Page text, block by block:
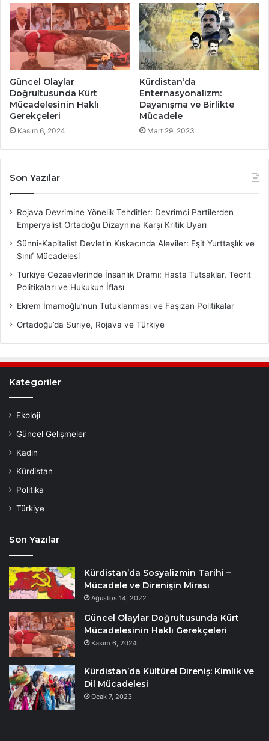
Güncel Olaylar
Doğrultusunda Kürt
Mücadelesinin Haklı
Gerekçeleri
Kasım 6, 2024
Kürdistan’da
Enternasyonalizm:
Dayanışma ve Birlikte
Mücadele
Mart 29, 2023
Son Yazılar
Rojava Devrimine Yönelik Tehditler: Devrimci Partilerden
Emperyalist Ortadoğu Dizaynına Karşı Kritik Uyarı
Sünni-Kapitalist Devletin Kıskacında Aleviler: Eşit Yurttaşlık ve
Sınıf Mücadelesi
Türkiye Cezaevlerinde İnsanlık Dramı: Hasta Tutsaklar, Tecrit
Politikaları ve Hukukun İflası
Ekrem İmamoğlu’nun Tutuklanması ve Faşizan Politikalar
Ortadoğu’da Suriye, Rojava ve Türkiye
Kategoriler
Ekoloji
Güncel Gelişmeler
Kadın
Kürdistan
Politika
Türkiye
Son Yazılar
Kürdistan’da Sosyalizmin Tarihi –
Mücadele ve Direnişin Mirası
Ağustos 14, 2022
Güncel Olaylar Doğrultusunda Kürt
Mücadelesinin Haklı Gerekçeleri
Kasım 6, 2024
Kürdistan’da Kültürel Direniş: Kimlik ve
Dil Mücadelesi
Ocak 7, 2023